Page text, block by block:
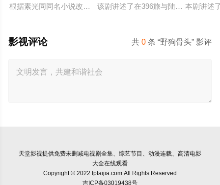
根据素光同同名小说改编。江逾白长大以后，林知夏忽然对他说
该剧讲述了在396旅与陆军步兵学院
本剧讲述
共0 条 “野狗骨头” 影评
影视评论
天堂影视提供免费未删减电视剧全集、综艺节目、动漫连载、高清电影
大全在线观看
Copyright © 2022 fptaijia.com All Rights Reserved
吉ICP备03019438号